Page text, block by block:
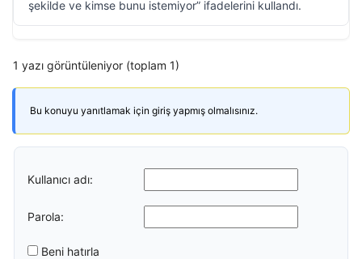
şekilde ve kimse bunu istemiyor” ifadelerini kullandı.
1 yazı görüntüleniyor (toplam 1)
Bu konuyu yanıtlamak için giriş yapmış olmalısınız.
Kullanıcı adı:
Parola:
Beni hatırla